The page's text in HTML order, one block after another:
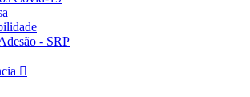
- SRP